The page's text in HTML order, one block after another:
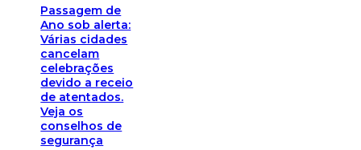
Passagem de
Ano sob alerta:
Várias cidades
cancelam
celebrações
devido a receio
de atentados.
Veja os
conselhos de
segurança